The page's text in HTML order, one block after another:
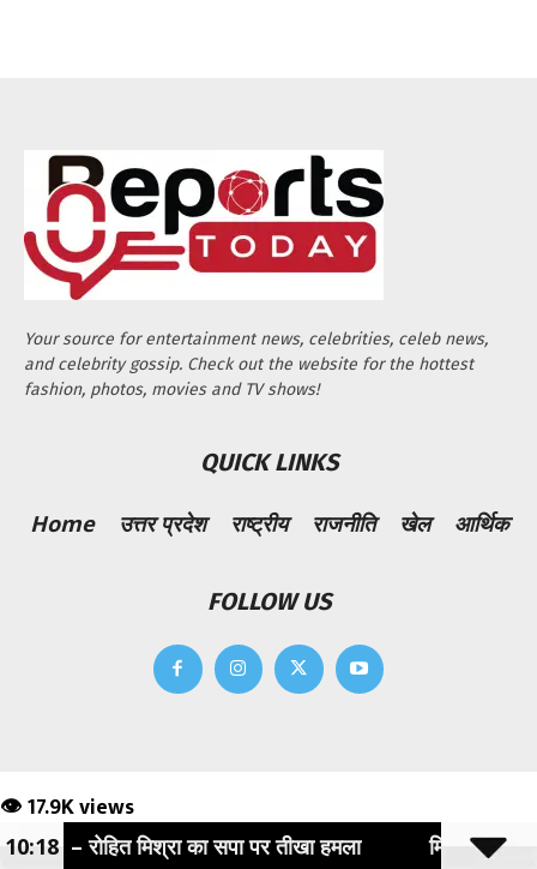
Your source for entertainment news, celebrities, celeb news,
and celebrity gossip. Check out the website for the hottest
fashion, photos, movies and TV shows!
QUICK LINKS
Home उत्तर प्रदेश राष्ट्रीय राजनीति खेल आर्थिक
FOLLOW US
👁 17.9K views
17.9K views
रोहित मिश्रा का सपा पर तीखा हमला मिलएरिया थाना
10:18